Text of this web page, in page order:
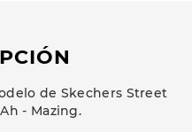
de Skechers Street
- Mazing.